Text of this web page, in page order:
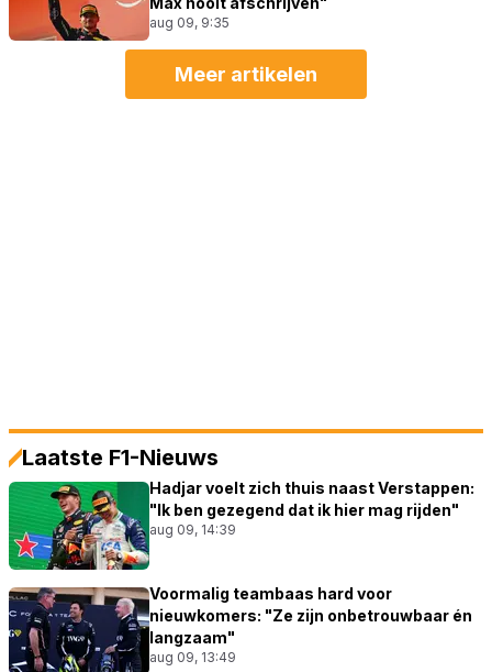
aug 09, 9:35
Meer artikelen
Laatste F1-Nieuws
Hadjar voelt zich thuis naast Verstappen:
"Ik ben gezegend dat ik hier mag rijden"
aug 09, 14:39
Voormalig teambaas hard voor
nieuwkomers: "Ze zijn onbetrouwbaar én
langzaam"
aug 09, 13:49